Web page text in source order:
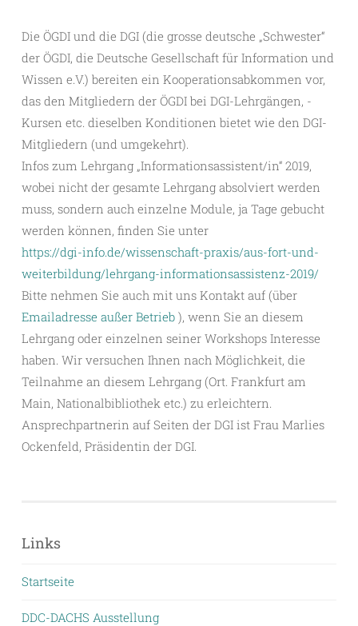
Die ÖGDI und die DGI (die grosse deutsche „Schwester“
der ÖGDI, die Deutsche Gesellschaft für Information und
Wissen e.V.) bereiten ein Kooperationsabkommen vor,
das den Mitgliedern der ÖGDI bei DGI-Lehrgängen, -
Kursen etc. dieselben Konditionen bietet wie den DGI-
Mitgliedern (und umgekehrt).
Infos zum Lehrgang „Informationsassistent/in“ 2019,
wobei nicht der gesamte Lehrgang absolviert werden
muss, sondern auch einzelne Module, ja Tage gebucht
werden können, finden Sie unter
https://dgi-info.de/wissenschaft-praxis/aus-fort-und-
weiterbildung/lehrgang-informationsassistenz-2019/
Bitte nehmen Sie auch mit uns Kontakt auf (über
Emailadresse außer Betrieb ), wenn Sie an diesem
Lehrgang oder einzelnen seiner Workshops Interesse
haben. Wir versuchen Ihnen nach Möglichkeit, die
Teilnahme an diesem Lehrgang (Ort. Frankfurt am
Main, Nationalbibliothek etc.) zu erleichtern.
Ansprechpartnerin auf Seiten der DGI ist Frau Marlies
Ockenfeld, Präsidentin der DGI.
Links
Startseite
DDC-DACHS Ausstellung